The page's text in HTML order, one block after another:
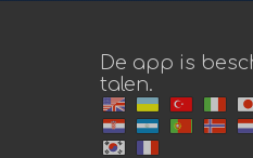
De app is
talen.